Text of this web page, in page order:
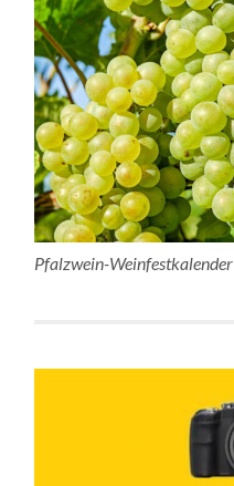
Pfalzwein-Weinfestkalender